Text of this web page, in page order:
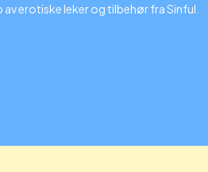
erotiske leker og tilbehør fra Sinful.